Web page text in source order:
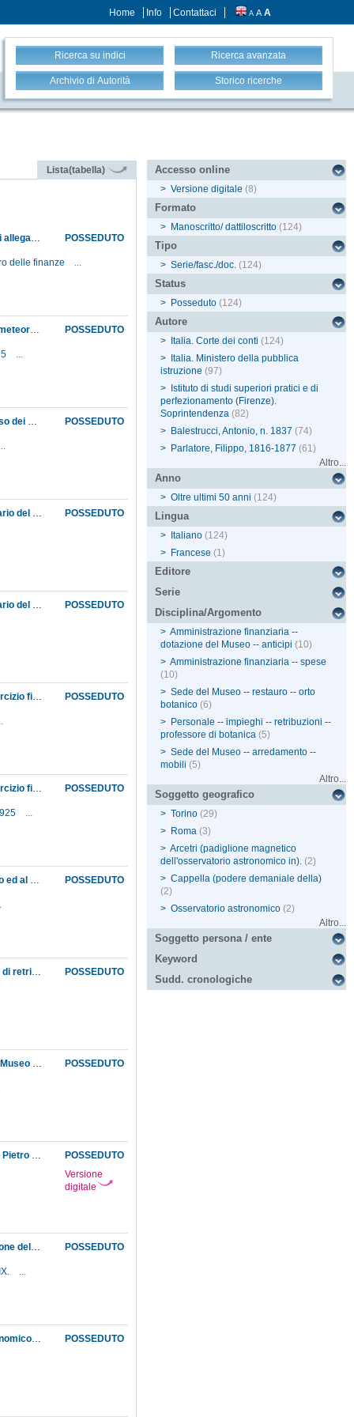
Home Info Contattaci A A A
Ricerca su indici Ricerca avanzata
Archivio di Autorità Storico ricerche
Lista(tabella)
POSSEDUTO
Abrogazione ministeriale delle disposizioni precedentemente emanate, che imponevano di allegare alle note nominative per il pagamento degli stipendi copia degli atti relativi a nomine, promozioni, trasferimenti, sospensione, collocamenti a riposo, ecc.
delle finanze
...
POSSEDUTO
Accoglimento, dal Ministero della pubblica istruzione, delle proposte di riforma degli studi meteorologici avanzate dal direttore del Museo : 1. gli studi meteorologici e gli impiegati addetti sono posti alle dipendenze del direttore dell'Osservatorio astronomico, al quale viene anche affidato l'Archivio meteorologico; 2. il professore di meteorologia viene esonerato dall'incarico. Per quanto riguarda quest'ultimo, fallito il tentativo di farlo rimanere in servizio, affidandogli l'incarico speciale di preparare una pubblicazione sui documenti e gli strumenti dell'Accademia del Cimento, il direttore ne propone al Ministero la collocazione a riposo
...
POSSEDUTO
Acquisto dal barone Leopoldo Perfetti Ricasoli di oggetti di storia naturale raccolti, nel corso dei suoi viaggi in Cina e Giappone, dal fratello Ferdinando, su commissione datagli dal Museo, col consenso governativo, nel 1861
...
POSSEDUTO
Anticipi sulla dotazione del Museo e rendiconti delle spese effettuate nell'esercizio finanziario del 1871; osservazioni del Ministero della pubblica istruzione su alcune partite di spesa
POSSEDUTO
Anticipi sulla dotazione del Museo e rendiconti delle spese effettuate nell'esercizio finanziario del 1872
POSSEDUTO
Anticipi sulla dotazione del Museo e rendiconti delle spese effettuate relativamente all'esercizio finanziario del 1868
POSSEDUTO
Anticipi sulla dotazione del Museo e rendiconti delle spese effettuate relativamente all'esercizio finanziario del 1869; quantificazione del deficit di bilancio, dovuto ad una riduzione della dotazione del Museo, da ripartire fra i diversi settori del medesimo
...
POSSEDUTO
Anticipi trimestrali sulla dotazione del Museo; rendiconti delle spese effettuate al 30 giugno ed al 31 ottobre ed invio al Museo dei mandati di saldo
POSSEDUTO
Approvazione con regio decreto del nuovo organico dell'Istituto di studi superiori. Aumenti di retribuzione ai professori ordinari della Sezione di scienze fisiche e naturali, i cui stipendi vengono adeguati a quelli delle più importanti università italiane; rinuncia allo stipendio da parte del professore Angelo Vegni, che potrà comunque continuare a tenere corsi di lezioni e la direzione del gabinetto attinente alla cattedra, a favore del quale continuerà ad essere erogata la dotazione annua necessaria al suo mantenimento ed incremento
POSSEDUTO
Approvazione della costruzione di un armadio per gli strumenti nel laboratorio di fisica del Museo ed escuzione del lavoro
POSSEDUTO
Versione
digitale
Approvazione ministeriale alla concessione di un sussidio all'ex guardaportone del Museo Pietro Luci ed al servente Silvestro Bercigli
POSSEDUTO
Approvazione ministeriale del contratto stipulato con la società Benini & C. per la costruzione della parte metallica della cupola mobile del refrattore Amici, dopo lo scioglimento di quello già stipulato con la Società Ponsard e Gigli
...
POSSEDUTO
Approvazione, con decreti ministeriali, delle proposte del direttore dell'Osservatorio astronomico, di procedere, in attesa dell'edificazione del nuovo osservatorio sulla collina di Arcetri, all'apertura di una strada di accesso ed alla costruzione di un padiglione per gli strumenti magnetici
Accesso online
> Versione digitale (8)
Formato
> Manoscritto/ dattiloscritto (124)
Tipo
> Serie/fasc./doc. (124)
Status
> Posseduto (124)
Autore
> Italia. Corte dei conti (124)
>
Italia. Ministero della pubblica
istruzione (97)
>
Istituto di studi superiori pratici e di
perfezionamento (Firenze).
Soprintendenza (82)
> Balestrucci, Antonio, n. 1837 (74)
> Parlatore, Filippo, 1816-1877 (61)
Altro...
Anno
> Oltre ultimi 50 anni (124)
Lingua
> Italiano (124)
> Francese (1)
Editore
Serie
Disciplina/Argomento
> Amministrazione finanziaria --
dotazione del Museo -- anticipi (10)
> Amministrazione finanziaria -- spese
(10)
> Sede del Museo -- restauro -- orto
botanico (6)
> Personale -- impieghi -- retribuzioni --
professore di botanica (5)
> Sede del Museo -- arredamento --
mobili (5)
Altro...
Soggetto geografico
> Torino (29)
> Roma (3)
> Arcetri (padiglione magnetico
dell'osservatorio astronomico in). (2)
> Cappella (podere demaniale della)
(2)
> Osservatorio astronomico (2)
Altro...
Soggetto persona / ente
Keyword
Sudd. cronologiche